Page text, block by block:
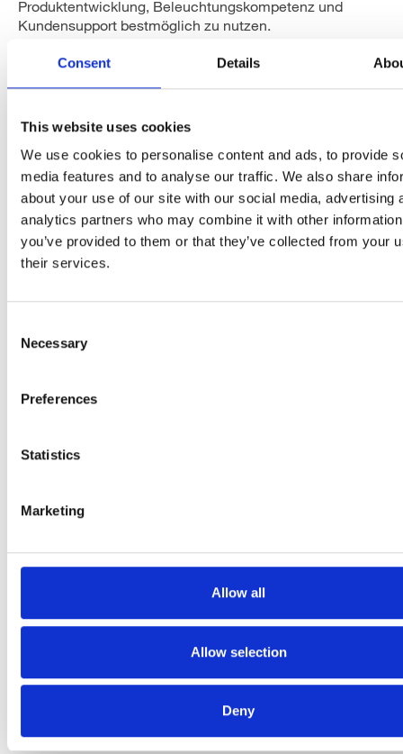
Consent Details
This website uses cookies
We use cookies to personalise content and ads, to provide
media features and to analyse our traffic. We also share
about your use of our site with our social media, advertising
analytics partners who may combine it with other
you’ve provided to them or that they’ve collected from your
their services.
Selection
Necessary
Preferences
Statistics
Marketing
Allow all
Allow selection
Deny
Produktentwicklung, Beleuchtungskompetenz und
Kundensupport bestmöglich zu nutzen.
From the left: Jimmy Lin, General Manager Herrmans Asia,
CEO Roxim Technologies Inc and Dan Liljeqvist, CEO
Download the press-release: